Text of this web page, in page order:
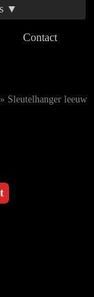
▼
Contact
» Sleutelhanger leeuw